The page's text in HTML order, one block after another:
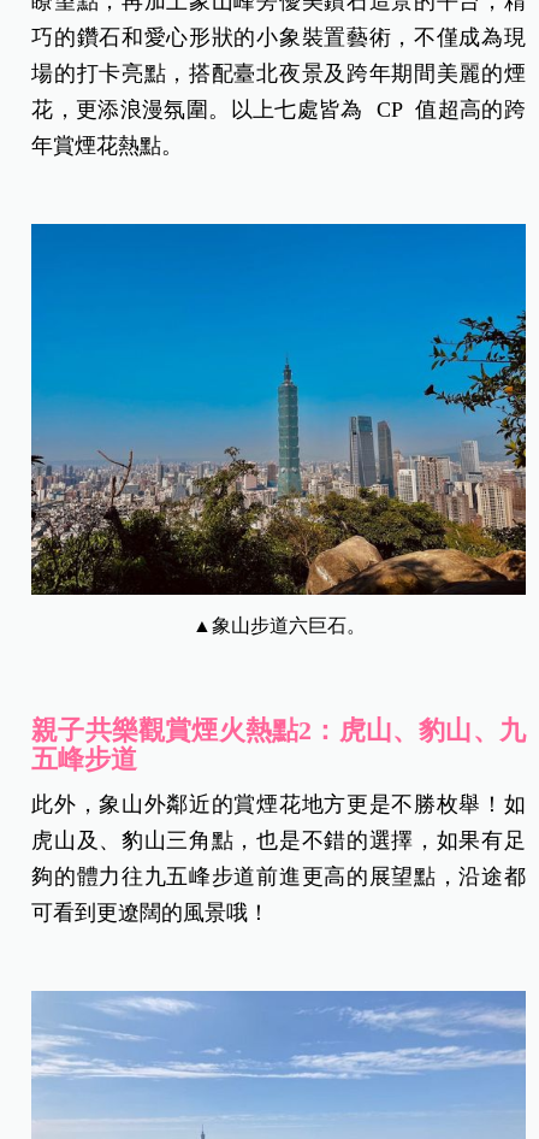
巧的鑽石和愛心形狀的小象裝置藝術，不僅成為現
場的打卡亮點，搭配臺北夜景及跨年期間美麗的煙
花，更添浪漫氛圍。以上七處皆為 CP 值超高的跨
年賞煙花熱點。
▲象山步道六巨石。
親子共樂觀賞煙火熱點2：虎山、豹山、九
五峰步道
此外，象山外鄰近的賞煙花地方更是不勝枚舉！如
虎山及、豹山三角點，也是不錯的選擇，如果有足
夠的體力往九五峰步道前進更高的展望點，沿途都
可看到更遼闊的風景哦！